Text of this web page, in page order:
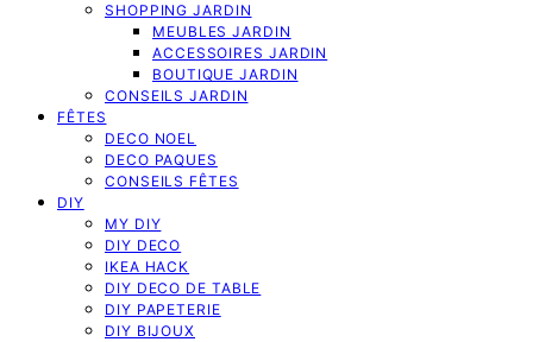
SHOPPING JARDIN
MEUBLES JARDIN
ACCESSOIRES JARDIN
BOUTIQUE JARDIN
CONSEILS JARDIN
FÊTES
DECO NOEL
DECO PAQUES
CONSEILS FÊTES
DIY
MY DIY
DIY DECO
IKEA HACK
DIY DECO DE TABLE
DIY PAPETERIE
DIY BIJOUX